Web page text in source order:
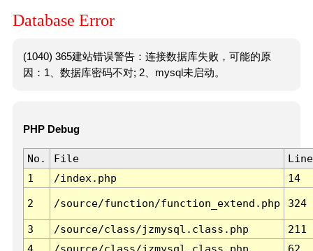
Database Error
(1040) 365建站错误警告：连接数据库失败，可能的原
因：1、数据库密码不对; 2、mysql未启动。
PHP Debug
No. File
Line
1
/index.php 14
2 /source/function/function_extend.php 324
3 /source/class/jzmysql.class.php
211
4
/source/class/jzmysql.class.php
62